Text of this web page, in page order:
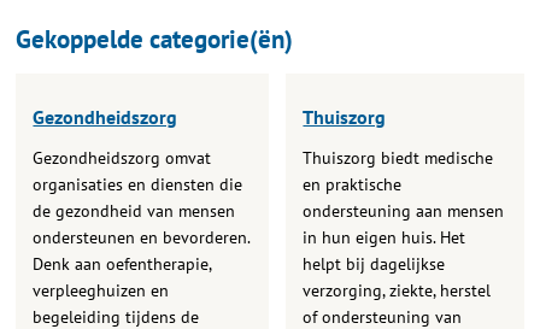
Gekoppelde categorie(ën)
Gezondheidszorg
Gezondheidszorg omvat
organisaties en diensten die
de gezondheid van mensen
ondersteunen en bevorderen.
Denk aan oefentherapie,
verpleeghuizen en
begeleiding tijdens de
Thuiszorg
Thuiszorg biedt medische
en praktische
ondersteuning aan mensen
in hun eigen huis. Het
helpt bij dagelijkse
verzorging, ziekte, herstel
of ondersteuning van